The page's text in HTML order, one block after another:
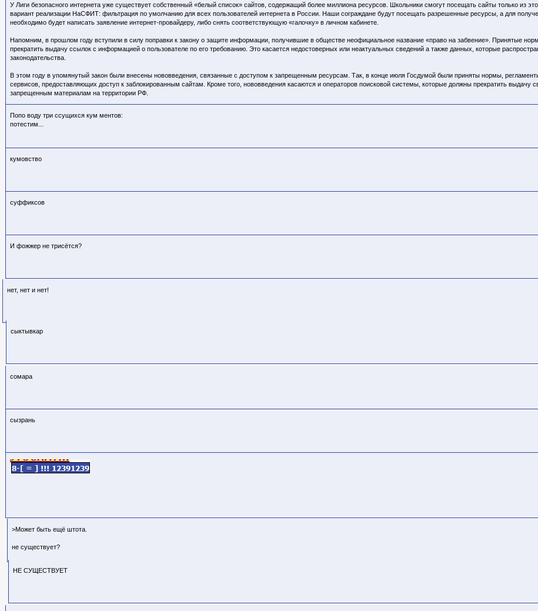
У Лиги безопасного интернета уже существует собственный «белый список» сайтов, содержащий более миллиона ресурсов. Школьники смогут посещать сайты только из
вариант реализации НаСФИТ: фильтрация по умолчанию для всех пользователей интернета в России. Наши сограждане будут посещать разрешенные ресурсы, а для
необходимо будет написать заявление интернет-провайдеру, либо снять соответствующую «галочку» в личном кабинете.
Напомним, в прошлом году вступили в силу поправки к закону о защите информации, получившие в обществе неофициальное название «право на забвение». Принятые
прекратить выдачу ссылок с информацией о пользователе по его требованию. Это касается недостоверных или неактуальных сведений а также данных, которые
законодательства.
В этом году в упомянутый закон были внесены нововведения, связанные с доступом к запрещенным ресурсам. Так, в конце июля Госдумой были приняты нормы,
сервисов, предоставляющих доступ к заблокированным сайтам. Кроме того, нововведения касаются и операторов поисковой системы, которые должны прекратить выдачу
запрещенным материалам на территории РФ.
Попо воду три ссущихся кум ментов:
потестим...
кумовство
суффиксов
И фожжер не трисётся?
нет, нет и нет!
сыктывкар
сомара
сызрань
>Может быть ещё штота.
не существует?
НЕ СУЩЕСТВУЕТ